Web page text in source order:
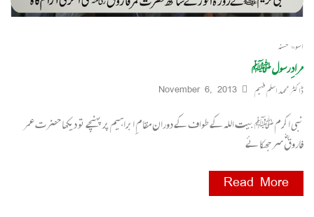
اسوۃ حسنہ
مرادِ رسول ﷺ
ڈاکٹر محمد اسلم فہیم November 6, 2013
نبی اکرم ﷺ بیت اللہ کے طواف کے دوران مقامِ ابراہیم پر پہنچے تو دیکھا حضرت عمر
فاروقؓ سر جھکائے
Read More